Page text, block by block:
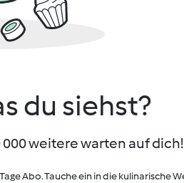
du siehst?
000 weitere warten auf dich!
Abo. Tauche ein in die kulinarische